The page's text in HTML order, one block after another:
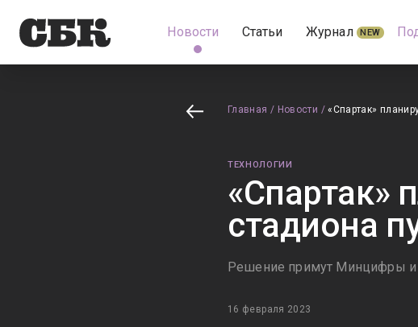
Новости Статьи Журнал NEW
Главная / Новости / «Спартак»
ТЕХНОЛОГИИ
«Спартак»
стадиона
Решение примут Минцифры и
16 февраля 2023